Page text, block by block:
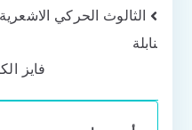
تصفّح
المقالات
الثالوث الحركي
نابلة
فايز